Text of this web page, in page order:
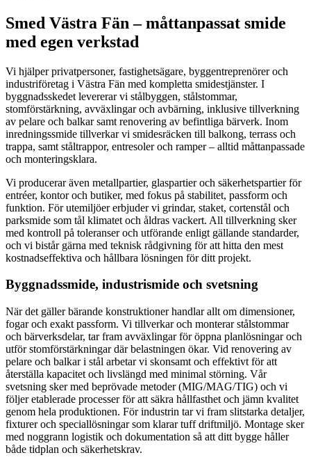
Smed Västra Fän – måttanpassat smide
med egen verkstad
Vi hjälper privatpersoner, fastighetsägare, byggentreprenörer och
industriföretag i Västra Fän med kompletta smidestjänster. I
byggnadsskedet levererar vi stålbyggen, stålstommar,
stomförstärkning, avväxlingar och avbärning, inklusive tillverkning
av pelare och balkar samt renovering av befintliga bärverk. Inom
inredningssmide tillverkar vi smidesräcken till balkong, terrass och
trappa, samt ståltrappor, entresoler och ramper – alltid måttanpassade
och monteringsklara.
Vi producerar även metallpartier, glaspartier och säkerhetspartier för
entréer, kontor och butiker, med fokus på stabilitet, passform och
funktion. För utemiljöer erbjuder vi grindar, staket, cortenstål och
parksmide som tål klimatet och åldras vackert. All tillverkning sker
med kontroll på toleranser och utförande enligt gällande standarder,
och vi bistår gärna med teknisk rådgivning för att hitta den mest
kostnadseffektiva och hållbara lösningen för ditt projekt.
Byggnadssmide, industrismide och svetsning
När det gäller bärande konstruktioner handlar allt om dimensioner,
fogar och exakt passform. Vi tillverkar och monterar stålstommar
och bärverksdelar, tar fram avväxlingar för öppna planlösningar och
utför stomförstärkningar där belastningen ökar. Vid renovering av
pelare och balkar i stål arbetar vi skonsamt och effektivt för att
återställa kapacitet och livslängd med minimal störning. Vår
svetsning sker med beprövade metoder (MIG/MAG/TIG) och vi
följer etablerade processer för att säkra hållfasthet och jämn kvalitet
genom hela produktionen. För industrin tar vi fram slitstarka detaljer,
fixturer och speciallösningar som klarar tuff driftmiljö. Montage sker
med noggrann logistik och dokumentation så att ditt bygge håller
både tidplan och säkerhetskrav.